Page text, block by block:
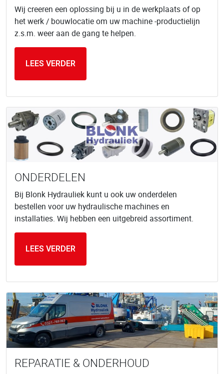
Wij creeren een oplossing bij u in de werkplaats of op
het werk / bouwlocatie om uw machine -productielijn
z.s.m. weer aan de gang te helpen.
LEES VERDER
ONDERDELEN
Bij Blonk Hydrauliek kunt u ook uw onderdelen
bestellen voor uw hydraulische machines en
installaties. Wij hebben een uitgebreid assortiment.
LEES VERDER
REPARATIE & ONDERHOUD